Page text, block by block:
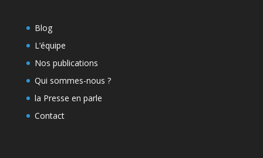
Blog
L’équipe
Nos publications
Qui sommes-nous ?
la Presse en parle
Contact